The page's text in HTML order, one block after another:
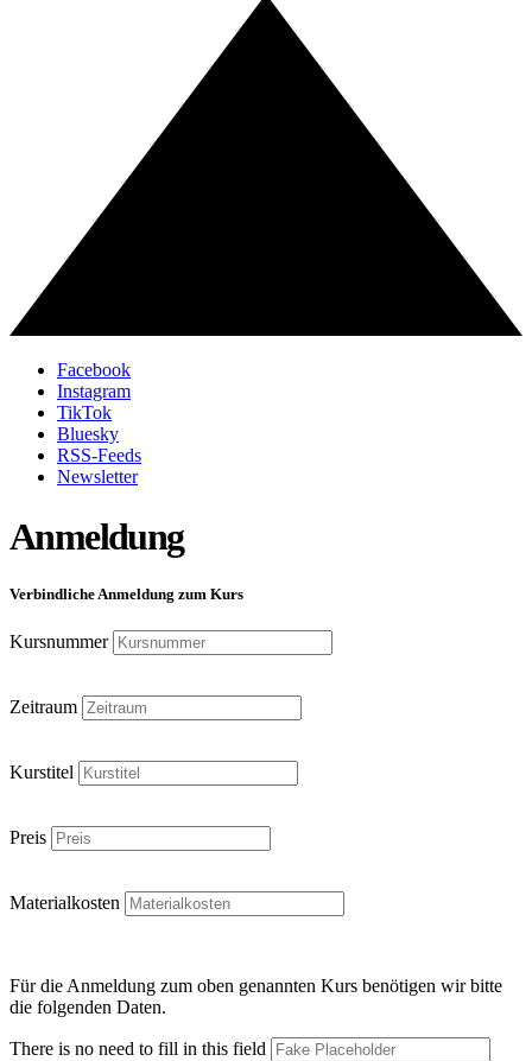
Facebook
Instagram
TikTok
Bluesky
RSS-Feeds
Newsletter
Anmeldung
Verbindliche Anmeldung zum Kurs
Kursnummer
Zeitraum
Kurstitel
Preis
Materialkosten
Für die Anmeldung zum oben genannten Kurs benötigen wir bitte
die folgenden Daten.
There is no need to fill in this field